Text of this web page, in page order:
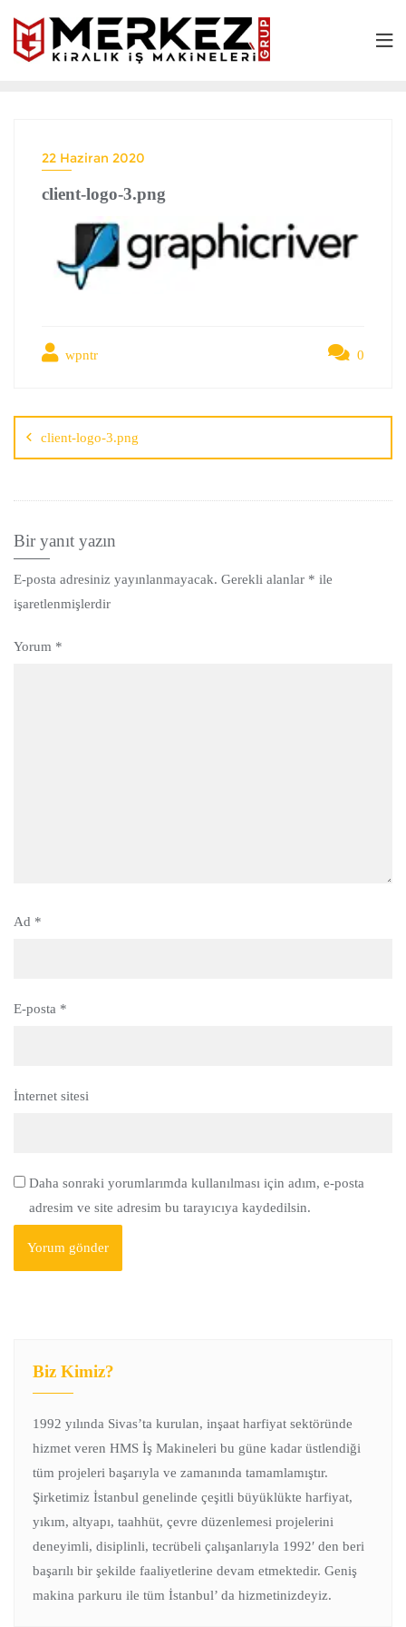
22 Haziran 2020
client-logo-3.png
wpntr 0
client-logo-3.png
Bir yanıt yazın
E-posta adresiniz yayınlanmayacak. Gerekli alanlar * ile
işaretlenmişlerdir
Yorum *
Ad *
E-posta *
İnternet sitesi
Daha sonraki yorumlarımda kullanılması için adım, e-posta
adresim ve site adresim bu tarayıcıya kaydedilsin.
Biz Kimiz?
1992 yılında Sivas’ta kurulan, inşaat harfiyat sektöründe
hizmet veren HMS İş Makineleri bu güne kadar üstlendiği
tüm projeleri başarıyla ve zamanında tamamlamıştır.
Şirketimiz İstanbul genelinde çeşitli büyüklükte harfiyat,
yıkım, altyapı, taahhüt, çevre düzenlemesi projelerini
deneyimli, disiplinli, tecrübeli çalışanlarıyla 1992′ den beri
başarılı bir şekilde faaliyetlerine devam etmektedir. Geniş
makina parkuru ile tüm İstanbul’ da hizmetinizdeyiz.